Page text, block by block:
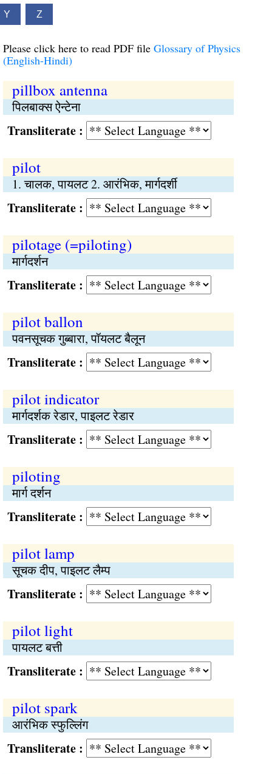
Y Z
Please click here to read PDF file Glossary of Physics
(English-Hindi)
pillbox antenna
पिलबाक्स ऐन्टेना
:
pilot
1. चालक, पायलट 2. आरंभिक, मार्गदर्शी
:
pilotage (=piloting)
मार्गदर्शन
:
pilot ballon
पवनसूचक गुब्बारा, पॉयलट बैलून
:
pilot indicator
मार्गदर्शक रेडार, पाइलट रेडार
:
piloting
मार्ग दर्शन
:
pilot lamp
सूचक दीप, पाइलट लैम्प
:
pilot light
पायलट बत्ती
:
pilot spark
आरंभिक स्फुल्लिंग
: